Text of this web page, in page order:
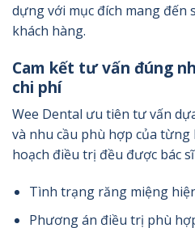
dựng với mục đích mang đến
khách hàng.
Cam kết tư vấn đúng
chi phí
Wee Dental ưu tiên tư vấn
và nhu cầu phù hợp của từng
hoạch điều trị đều được bác
Tình trạng răng miệng
Phương án điều trị phù